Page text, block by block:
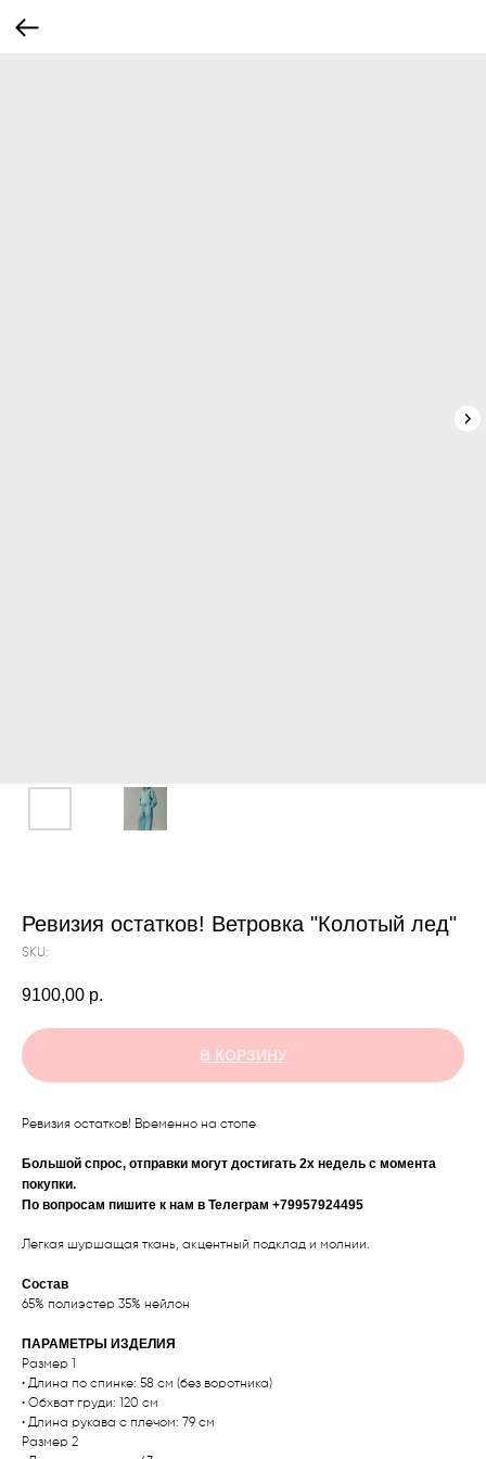
Ревизия остатков! Ветровка "Колотый лед"
SKU:
9100,00 р.
В КОРЗИНУ
Ревизия остатков! Временно на стопе
Большой спрос, отправки могут достигать 2х недель с момента
покупки.
По вопросам пишите к нам в Телеграм +79957924495
Легкая шуршащая ткань, акцентный подклад и молнии.
Состав
65% полиэстер 35% нейлон
ПАРАМЕТРЫ ИЗДЕЛИЯ
Размер 1
• Длина по спинке: 58 см (без воротника)
• Обхват груди: 120 см
• Длина рукава с плечом: 79 см
Размер 2